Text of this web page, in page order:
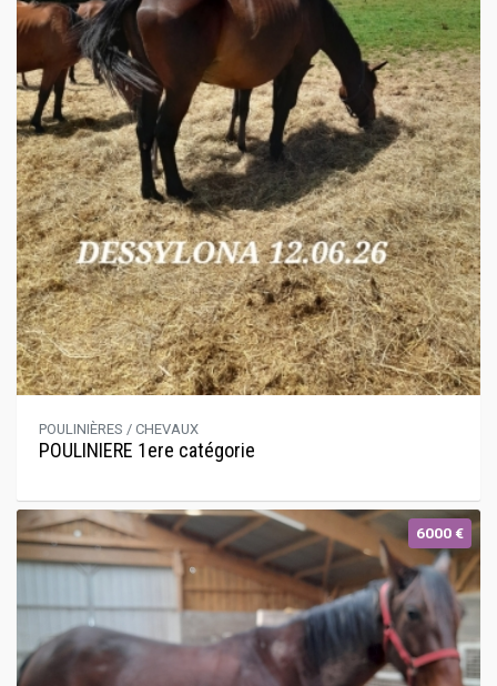
POULINIÈRES / CHEVAUX
POULINIERE 1ere catégorie
6000 €